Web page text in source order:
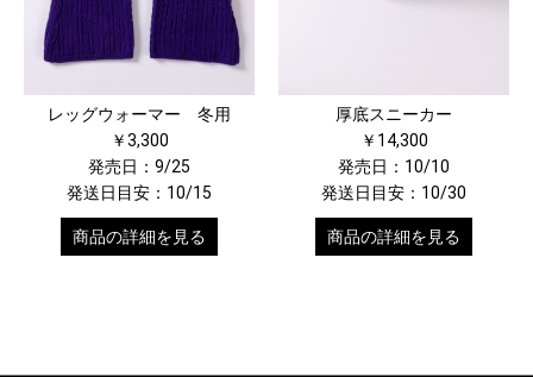
レッグウォーマー 冬用
￥3,300
発売日：9/25
発送日目安：10/15
商品の詳細を見る
厚底スニーカー
￥14,300
発売日：10/10
発送日目安：10/30
商品の詳細を見る